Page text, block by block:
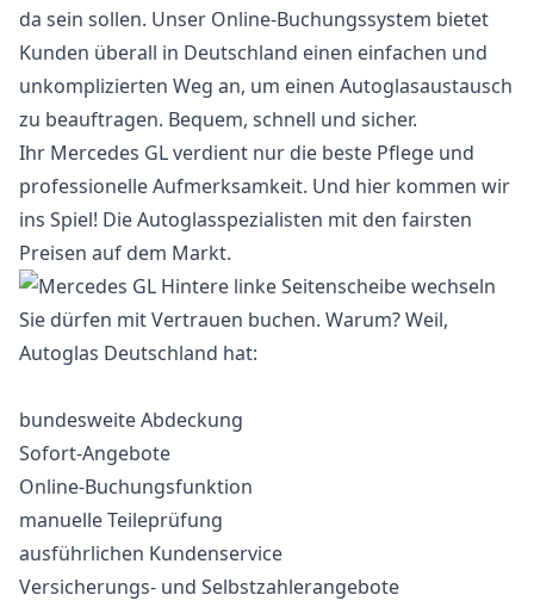
da sein sollen. Unser Online-Buchungssystem bietet
Kunden überall in Deutschland einen einfachen und
unkomplizierten Weg an, um einen Autoglasaustausch
zu beauftragen. Bequem, schnell und sicher.
Ihr Mercedes GL verdient nur die beste Pflege und
professionelle Aufmerksamkeit. Und hier kommen wir
ins Spiel! Die Autoglasspezialisten mit den fairsten
Preisen auf dem Markt.
Sie dürfen mit Vertrauen buchen. Warum? Weil,
Autoglas Deutschland hat:
bundesweite Abdeckung
Sofort-Angebote
Online-Buchungsfunktion
manuelle Teileprüfung
ausführlichen Kundenservice
Versicherungs- und Selbstzahlerangebote